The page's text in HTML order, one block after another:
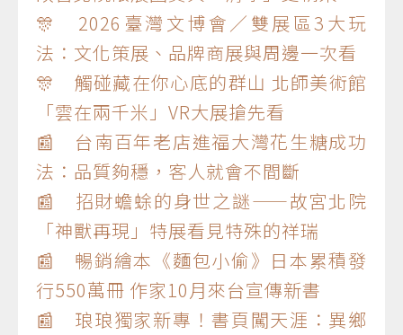
🎊 2026臺灣文博會／雙展區3大玩
法：文化策展、品牌商展與周邊一次看
🎊 觸碰藏在你心底的群山 北師美術館
「雲在兩千米」VR大展搶先看
📰 台南百年老店進福大灣花生糖成功
法：品質夠穩，客人就會不間斷
📰 招財蟾蜍的身世之謎——故宮北院
「神獸再現」特展看見特殊的祥瑞
📰 暢銷繪本《麵包小偷》日本累積發
行550萬冊 作家10月來台宣傳新書
📰 琅琅獨家新專！書頁闖天涯：異鄉